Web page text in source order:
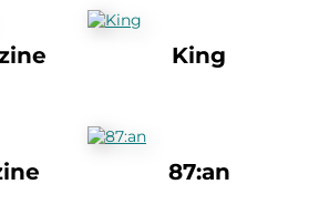
King
87:an